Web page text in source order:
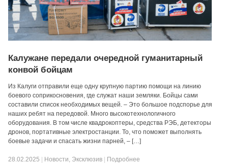
Калужане передали очередной гуманитарный
конвой бойцам
Из Калуги отправили еще одну крупную партию помощи на линию
боевого соприкосновения, где служат наши земляки. Бойцы сами
составили список необходимых вещей. – Это большое подспорье для
наших ребят на передовой. Много высокотехнологичного
оборудования. В том числе квадрокоптеры, средства РЭБ, детекторы
дронов, портативные электростанции. То, что поможет выполнять
боевые задачи и спасать жизни парней, – […]
28.02.2025 Новости, Эксклюзив Подробнее